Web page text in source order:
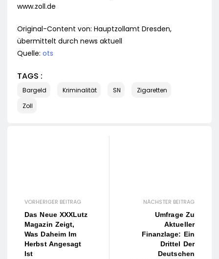
www.zoll.de
Original-Content von: Hauptzollamt Dresden,
übermittelt durch news aktuell
Quelle: ots
TAGS :
Bargeld Kriminalität SN
Zigaretten
Zoll
VORHERIGER BEITRAG
Das Neue XXXLutz
Magazin Zeigt,
Was Daheim Im
Herbst Angesagt
Ist
NÄCHSTER BEITRAG
Umfrage Zu
Aktueller
Finanzlage: Ein
Drittel Der
Deutschen